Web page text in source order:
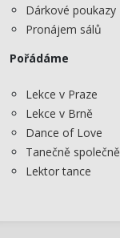
Dárkové poukazy
Pronájem sálů
Pořádáme
Lekce v Praze
Lekce v Brně
Dance of Love
Tanečně společně
Lektor tance